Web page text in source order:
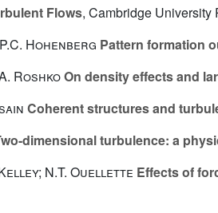
Flows, Cambridge University
Hohenberg Pattern formation
RoshkoOn density effects and
Coherent structures and
dimensional turbulence: a
N.T. Ouellette Effects of